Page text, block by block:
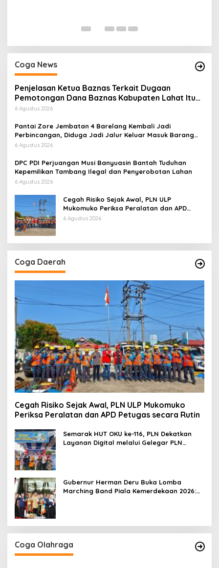
Coga News
Penjelasan Ketua Baznas Terkait Dugaan
Pemotongan Dana Baznas Kabupaten Lahat Itu
Tidak Benar
6 Agustus 2026
Pantai Zore Jembatan 4 Barelang Kembali Jadi
Perbincangan, Diduga Jadi Jalur Keluar Masuk Barang
Tanpa Dokumen Kepabeanan, Nama Berinisial WL
di Kawasan Pesisir
6 Agustus 2026
DPC PDI Perjuangan Musi Banyuasin Bantah Tuduhan
Kepemilikan Tambang Ilegal dan Penyerobotan Lahan
6 Agustus 2026
Cegah Risiko Sejak Awal, PLN ULP
Mukomuko Periksa Peralatan dan APD
Petugas secara Rutin
6 Agustus 2026
Coga Daerah
Cegah Risiko Sejak Awal, PLN ULP Mukomuko
Periksa Peralatan dan APD Petugas secara Rutin
Semarak HUT OKU ke-116, PLN Dekatkan
Layanan Digital melalui Gelegar PLN
Gubernur Herman Deru Buka Lomba
Marching Band Piala Kemerdekaan 2026:
Coga Olahraga